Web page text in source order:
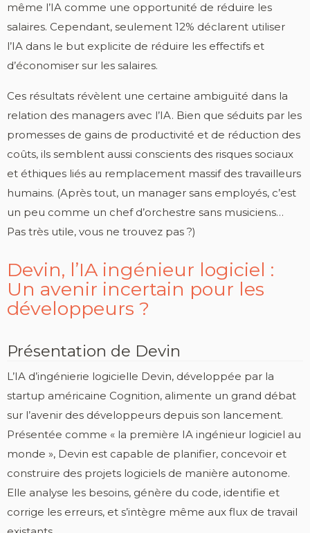
même l’IA comme une opportunité de réduire les
salaires. Cependant, seulement 12% déclarent utiliser
l’IA dans le but explicite de réduire les effectifs et
d’économiser sur les salaires.
Ces résultats révèlent une certaine ambiguïté dans la
relation des managers avec l’IA. Bien que séduits par les
promesses de gains de productivité et de réduction des
coûts, ils semblent aussi conscients des risques sociaux
et éthiques liés au remplacement massif des travailleurs
humains. (Après tout, un manager sans employés, c’est
un peu comme un chef d’orchestre sans musiciens…
Pas très utile, vous ne trouvez pas ?)
Devin, l’IA ingénieur logiciel :
Un avenir incertain pour les
développeurs ?
Présentation de Devin
L’IA d’ingénierie logicielle Devin, développée par la
startup américaine Cognition, alimente un grand débat
sur l’avenir des développeurs depuis son lancement.
Présentée comme « la première IA ingénieur logiciel au
monde », Devin est capable de planifier, concevoir et
construire des projets logiciels de manière autonome.
Elle analyse les besoins, génère du code, identifie et
corrige les erreurs, et s’intègre même aux flux de travail